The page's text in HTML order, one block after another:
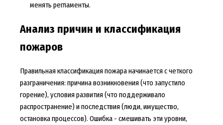
менять регламенты.
Анализ причин и классификация
пожаров
Правильная классификация пожара начинается с четкого
разграничения: причина возникновения (что запустило
горение), условия развития (что поддерживало
распространение) и последствия (люди, имущество,
остановка процессов). Ошибка - смешивать эти уровни,